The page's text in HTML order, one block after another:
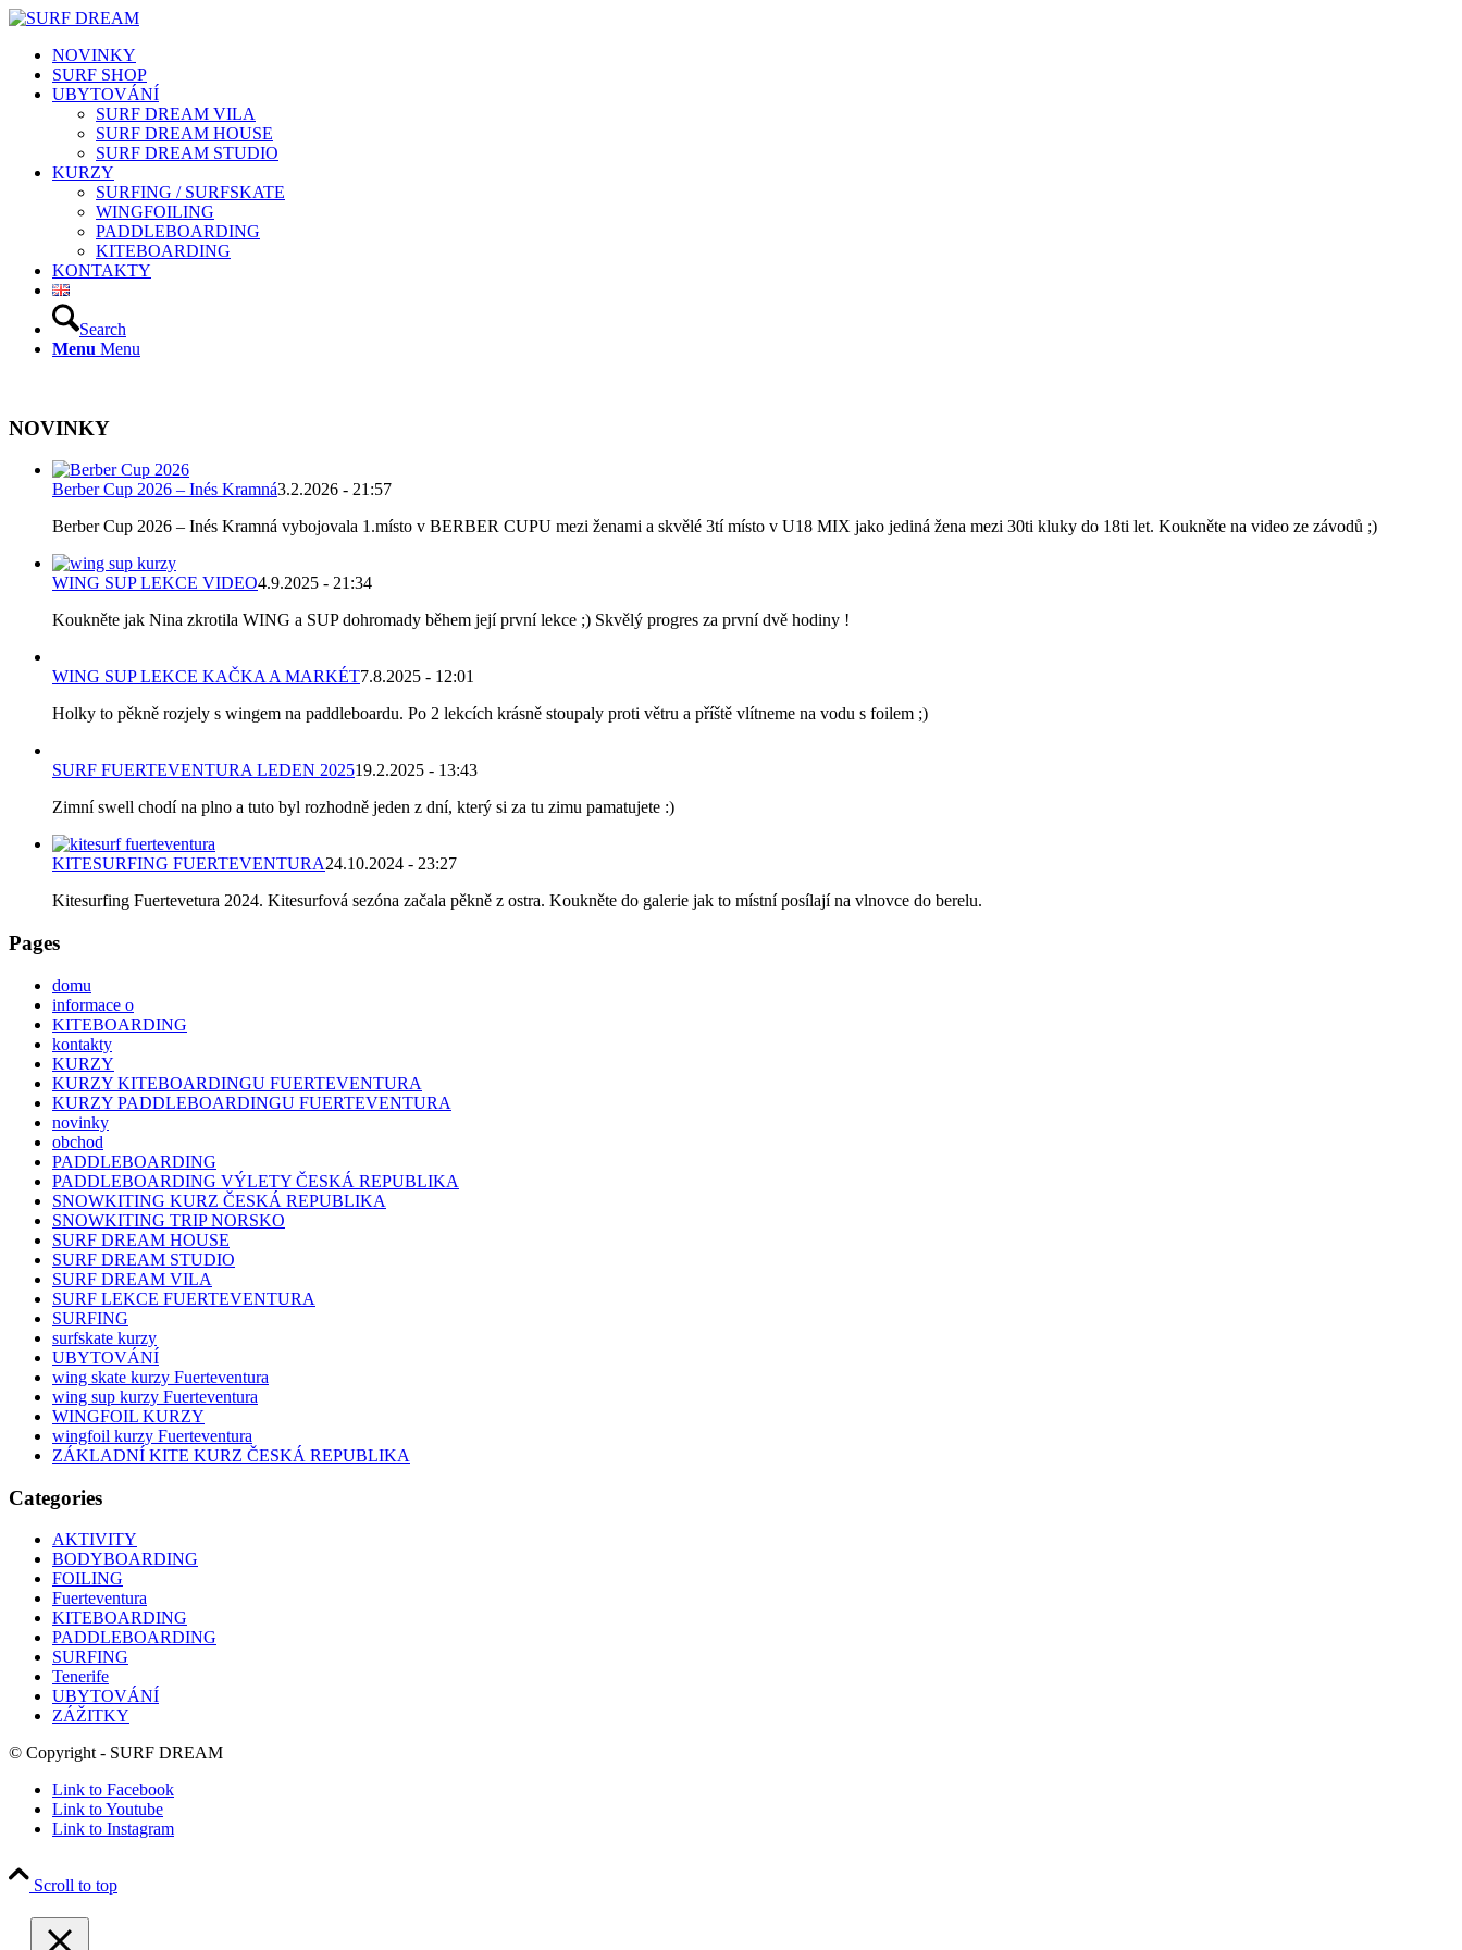
NOVINKY
SURF SHOP
UBYTOVÁNÍ
SURF DREAM VILA
SURF DREAM HOUSE
SURF DREAM STUDIO
KURZY
SURFING / SURFSKATE
WINGFOILING
PADDLEBOARDING
KITEBOARDING
KONTAKTY
Search
Menu Menu
NOVINKY
Berber Cup 2026 – Inés Kramná3.2.2026 - 21:57
Berber Cup 2026 – Inés Kramná vybojovala 1.místo v BERBER CUPU mezi ženami a skvělé 3tí místo v U18 MIX jako jediná žena mezi 30ti kluky do 18ti let. Koukněte na video ze závodů ;)
WING SUP LEKCE VIDEO4.9.2025 - 21:34
Koukněte jak Nina zkrotila WING a SUP dohromady během její první lekce ;) Skvělý progres za první dvě hodiny !
WING SUP LEKCE KAČKA A MARKÉT7.8.2025 - 12:01
Holky to pěkně rozjely s wingem na paddleboardu. Po 2 lekcích krásně stoupaly proti větru a příště vlítneme na vodu s foilem ;)
SURF FUERTEVENTURA LEDEN 202519.2.2025 - 13:43
Zimní swell chodí na plno a tuto byl rozhodně jeden z dní, který si za tu zimu pamatujete :)
KITESURFING FUERTEVENTURA24.10.2024 - 23:27
Kitesurfing Fuertevetura 2024. Kitesurfová sezóna začala pěkně z ostra. Koukněte do galerie jak to místní posílají na vlnovce do berelu.
Pages
domu
informace o
KITEBOARDING
kontakty
KURZY
KURZY KITEBOARDINGU FUERTEVENTURA
KURZY PADDLEBOARDINGU FUERTEVENTURA
novinky
obchod
PADDLEBOARDING
PADDLEBOARDING VÝLETY ČESKÁ REPUBLIKA
SNOWKITING KURZ ČESKÁ REPUBLIKA
SNOWKITING TRIP NORSKO
SURF DREAM HOUSE
SURF DREAM STUDIO
SURF DREAM VILA
SURF LEKCE FUERTEVENTURA
SURFING
surfskate kurzy
UBYTOVÁNÍ
wing skate kurzy Fuerteventura
wing sup kurzy Fuerteventura
WINGFOIL KURZY
wingfoil kurzy Fuerteventura
ZÁKLADNÍ KITE KURZ ČESKÁ REPUBLIKA
Categories
AKTIVITY
BODYBOARDING
FOILING
Fuerteventura
KITEBOARDING
PADDLEBOARDING
SURFING
Tenerife
UBYTOVÁNÍ
ZÁŽITKY
© Copyright - SURF DREAM
Link to Facebook
Link to Youtube
Link to Instagram
Scroll to top